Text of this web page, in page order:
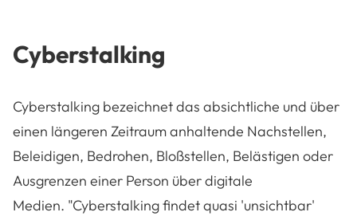
Cyberstalking
Cyberstalking bezeichnet das absichtliche und über
einen längeren Zeitraum anhaltende Nachstellen,
Beleidigen, Bedrohen, Bloßstellen, Belästigen oder
Ausgrenzen einer Person über digitale
Medien. "Cyberstalking findet quasi 'unsichtbar'